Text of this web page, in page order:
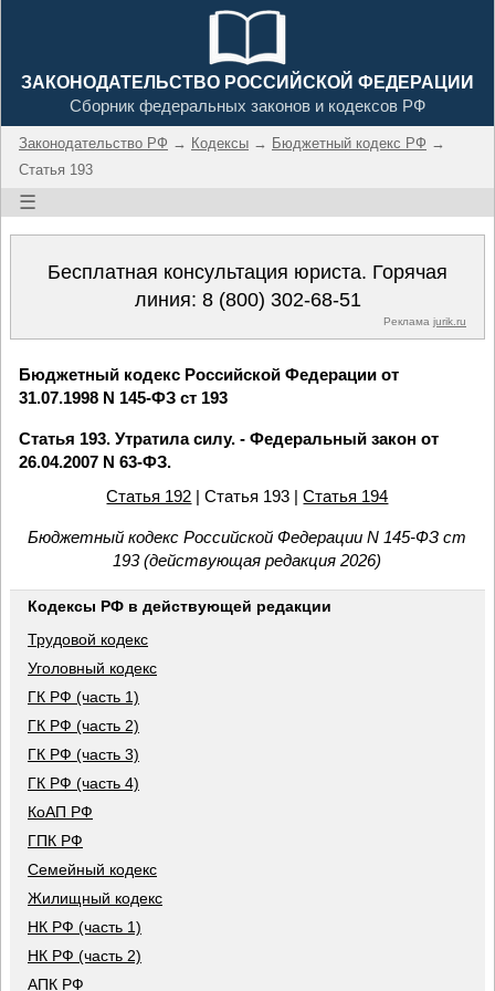
ЗАКОНОДАТЕЛЬСТВО РОССИЙСКОЙ ФЕДЕРАЦИИ
Сборник федеральных законов и кодексов РФ
Законодательство РФ → Кодексы → Бюджетный кодекс РФ →
Статья 193
☰
Бесплатная консультация юриста. Горячая
линия: 8 (800) 302-68-51
Реклама jurik.ru
Бюджетный кодекс Российской Федерации от
31.07.1998 N 145-ФЗ ст 193
Статья 193. Утратила силу. - Федеральный закон от
26.04.2007 N 63-ФЗ.
Статья 192 | Статья 193 |Статья 194
Бюджетный кодекс Российской Федерации N 145-ФЗ ст
193 (действующая редакция 2026)
Кодексы РФ в действующей редакции
Трудовой кодекс
Уголовный кодекс
ГК РФ (часть 1)
ГК РФ (часть 2)
ГК РФ (часть 3)
ГК РФ (часть 4)
КоАП РФ
ГПК РФ
Семейный кодекс
Жилищный кодекс
НК РФ (часть 1)
НК РФ (часть 2)
АПК РФ